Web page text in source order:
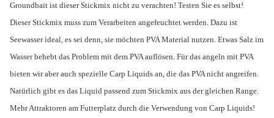
Groundbait ist dieser Stickmix nicht zu verachten! Testen Sie es selbst!
Dieser Stickmix muss zum Verarbeiten angefeuchtet werden. Dazu ist
Seewasser ideal, es sei denn, sie möchten PVA Material nutzen. Etwas Salz im
Wasser behebt das Problem mit dem PVA auflösen. Für das angeln mit PVA
bieten wir aber auch spezielle Carp Liquids an, die das PVA nicht angreifen.
Natürlich gibt es das Liquid passend zum Stickmix aus der gleichen Range.
Mehr Attraktoren am Futterplatz durch die Verwendung von Carp Liquids!